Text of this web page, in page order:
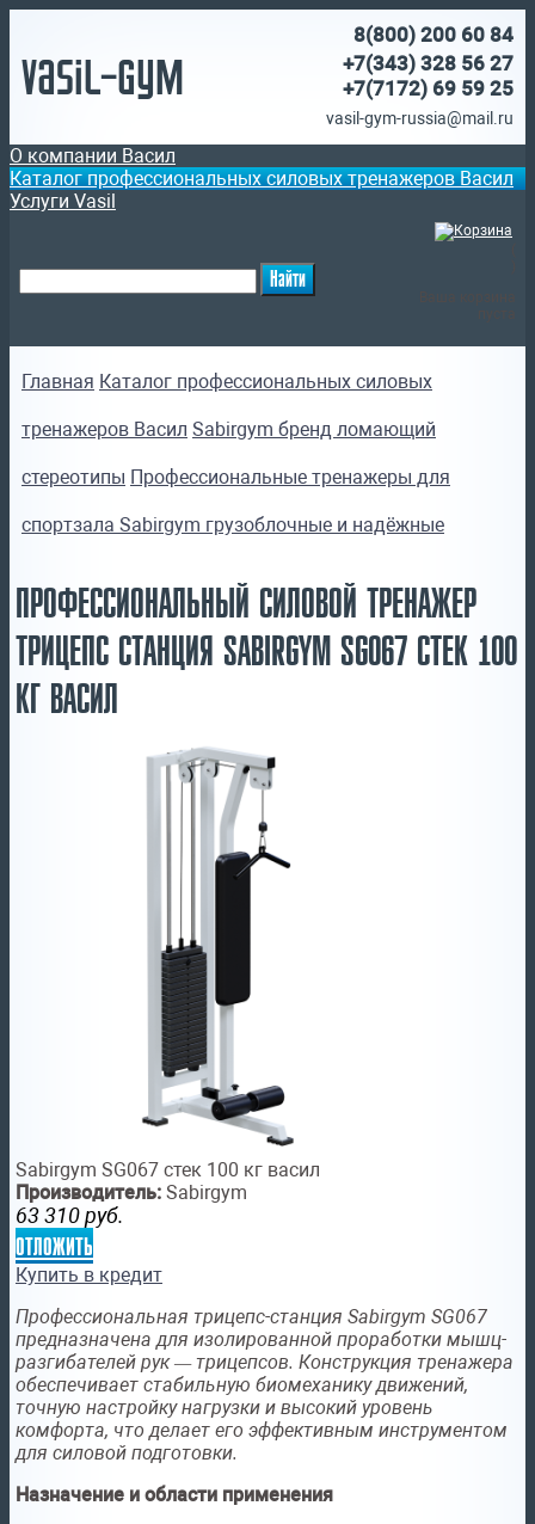
Vasil-Gym
8(800) 200 60 84
+7(343) 328 56 27
+7(7172) 69 59 25
vasil-gym-russia@mail.ru
О компании Васил
Каталог профессиональных силовых тренажеров Васил
Услуги Vasil
Главная Каталог профессиональных силовых
тренажеров Васил Sabirgym бренд ломающий
стереотипы Профессиональные тренажеры для
спортзала Sabirgym грузоблочные и надёжные
ПРОФЕССИОНАЛЬНЫЙ СИЛОВОЙ ТРЕНАЖЕР
ТРИЦЕПС СТАНЦИЯ SABIRGYM SG067 СТЕК 100
КГ ВАСИЛ
Sabirgym SG067 стек 100 кг васил
Производитель: Sabirgym
63 310 руб.
отложить
Купить в кредит
Профессиональная трицепс-станция Sabirgym SG067
предназначена для изолированной проработки мышц-
разгибателей рук — трицепсов. Конструкция тренажера
обеспечивает стабильную биомеханику движений,
точную настройку нагрузки и высокий уровень
комфорта, что делает его эффективным инструментом
для силовой подготовки.
Назначение и области применения